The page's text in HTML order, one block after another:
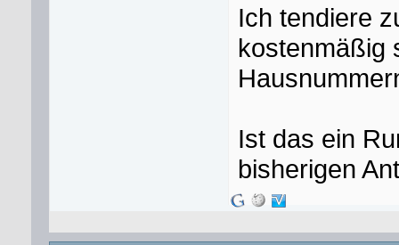
Ich tendiere
kostenmäßig
Ist das ein
bisherigen